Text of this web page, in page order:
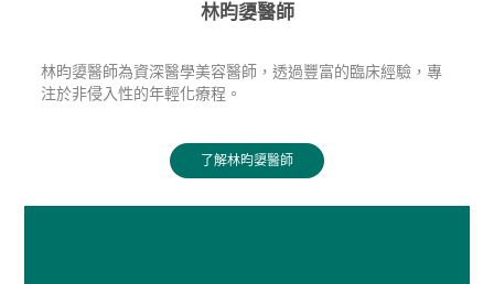
林昀嬃醫師
林昀嬃醫師為資深醫學美容醫師，透過豐富的臨床經驗，專
注於非侵入性的年輕化療程。
了解林昀嬃醫師